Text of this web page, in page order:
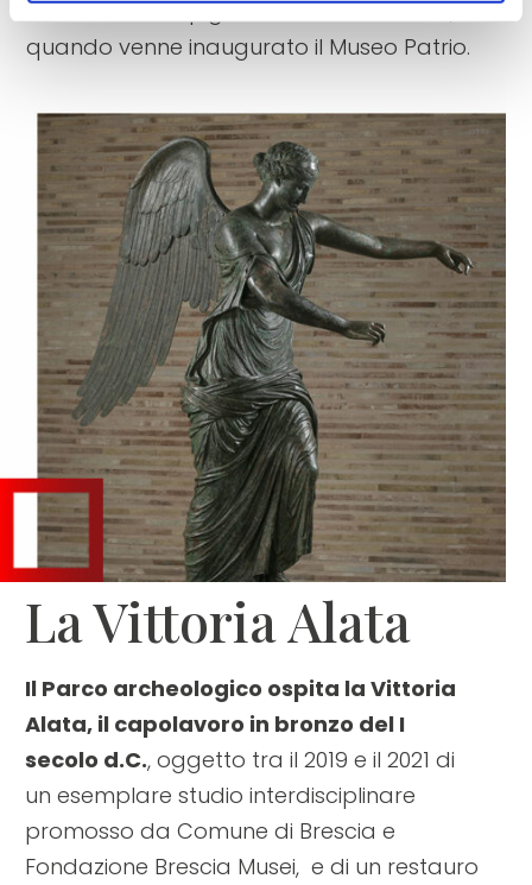
la raccolta di epigrafi costituita nel 1830,
quando venne inaugurato il Museo Patrio.
La Vittoria Alata
Il Parco archeologico ospita la Vittoria
Alata, il capolavoro in bronzo del I
secolo d.C., oggetto tra il 2019 e il 2021 di
un esemplare studio interdisciplinare
promosso da Comune di Brescia e
Fondazione Brescia Musei, e di un restauro